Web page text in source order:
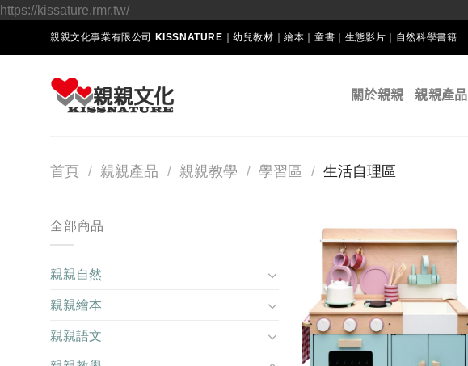
https://kissature.rmr.tw/Skip
to
親親文化事業有限公司 KISSNATURE｜幼兒教材｜繪本｜童書｜生態影片｜自然科學書籍
關於親親 親親產品
首頁 / 親親產品 / 親親教學 / 學習區 / 生活自理區
全部商品
親親自然
親親繪本
親親語文